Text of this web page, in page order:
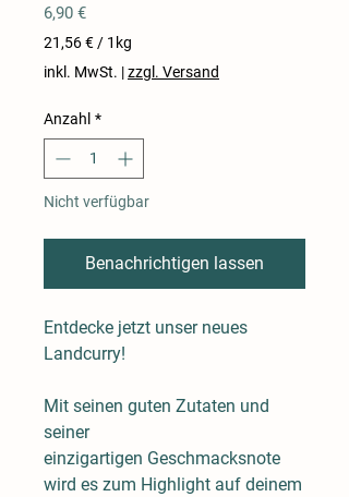
6,90 €Preis
21,56 € / 1kg
21,56 €
Kilogramm
inkl. MwSt. |zzgl. Versand
Anzahl *
Nicht verfügbar
Benachrichtigen lassen
Entdecke jetzt unser neues
Landcurry!
Mit seinen guten Zutaten und
seiner
einzigartigen Geschmacksnote
wird es zum Highlight auf deinem